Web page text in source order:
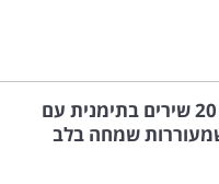
זמן תימן: 20 שירים בתימנית עם
שמחה בלב